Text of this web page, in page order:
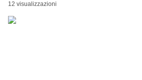
12 visualizzazioni